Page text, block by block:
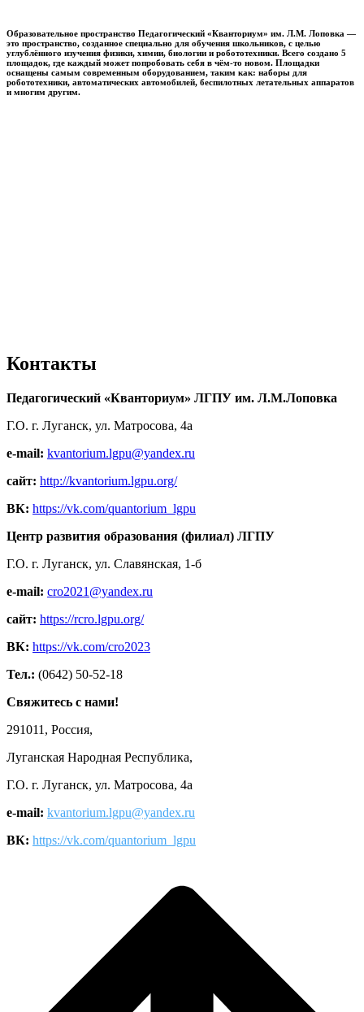
Образовательное пространство Педагогический «Кванториум» им. Л.М. Лоповка —
это пространство, созданное специально для обучения школьников, с целью
углублённого изучения физики, химии, биологии и робототехники. Всего создано 5
площадок, где каждый может попробовать себя в чём-то новом. Площадки
оснащены самым современным оборудованием, таким как: наборы для
робототехники, автоматических автомобилей, беспилотных летательных аппаратов
и многим другим.
Контакты
Педагогический «Кванториум» ЛГПУ им. Л.М.Лоповка
Г.О. г. Луганск, ул. Матросова, 4а
e-mail: kvantorium.lgpu@yandex.ru
сайт: http://kvantorium.lgpu.org/
ВК: https://vk.com/quantorium_lgpu
Центр развития образования (филиал) ЛГПУ
Г.О. г. Луганск, ул. Славянская, 1-б
e-mail: cro2021@yandex.ru
сайт: https://rcro.lgpu.org/
ВК: https://vk.com/cro2023
Тел.: (0642) 50-52-18
Свяжитесь с нами!
291011, Россия,
Луганская Народная Республика,
Г.О. г. Луганск, ул. Матросова, 4а
e-mail: kvantorium.lgpu@yandex.ru
ВК: https://vk.com/quantorium_lgpu